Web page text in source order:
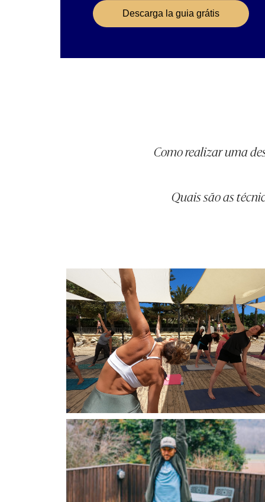
Descarga la guia grátis
Como realizar uma
Quais são as